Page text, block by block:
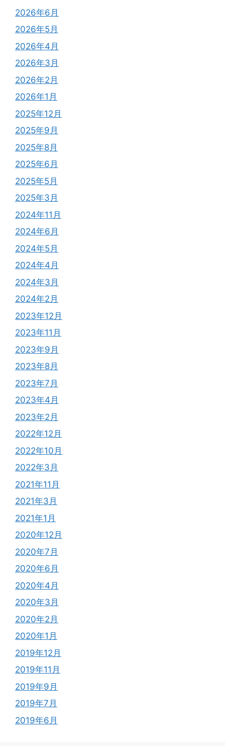
2026年6月
2026年5月
2026年4月
2026年3月
2026年2月
2026年1月
2025年12月
2025年9月
2025年8月
2025年6月
2025年5月
2025年3月
2024年11月
2024年6月
2024年5月
2024年4月
2024年3月
2024年2月
2023年12月
2023年11月
2023年9月
2023年8月
2023年7月
2023年4月
2023年2月
2022年12月
2022年10月
2022年3月
2021年11月
2021年3月
2021年1月
2020年12月
2020年7月
2020年6月
2020年4月
2020年3月
2020年2月
2020年1月
2019年12月
2019年11月
2019年9月
2019年7月
2019年6月